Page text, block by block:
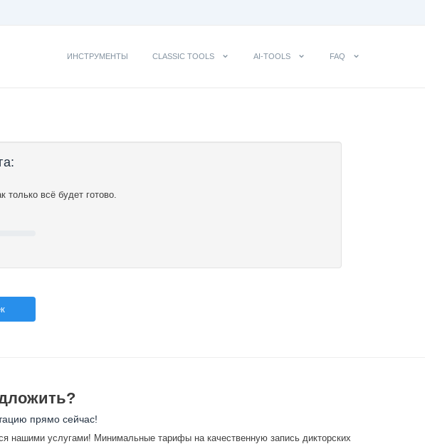
ИНСТРУМЕНТЫ CLASSIC TOOLS AI-TOOLS FAQ
только всё будет готово.
прямо сейчас!
нашими услугами! Минимальные тарифы на качественную запись дикторских